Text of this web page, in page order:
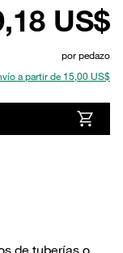
US$
por pedazo
a partir de 15,00 US$
de tuberías o